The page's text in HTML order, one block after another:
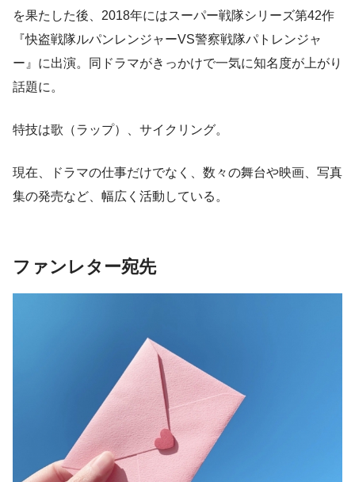
を果たした後、2018年にはスーパー戦隊シリーズ第42作
『快盗戦隊ルパンレンジャーVS警察戦隊パトレンジャ
ー』に出演。同ドラマがきっかけで一気に知名度が上がり
話題に。
特技は歌（ラップ）、サイクリング。
現在、ドラマの仕事だけでなく、数々の舞台や映画、写真
集の発売など、幅広く活動している。
ファンレター宛先